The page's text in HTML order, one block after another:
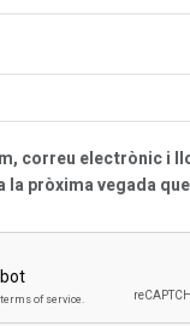
correu electrònic i
la pròxima vegada